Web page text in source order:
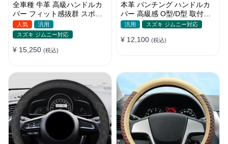
全車種 牛革 高級ハンドルカ
バー フィット感抜群 スポー
ツ感 おしゃれ O型/D型
37~38CM
人気
汎用
スズキ ジムニー対応
¥ 15,250 (税込)
本革 パンチング ハンドルカ
バー 高級感 O型/D型 取付簡
単 滑り止め 超薄い 38CM
汎用 スズキ ジムニー対応
¥ 12,100 (税込)